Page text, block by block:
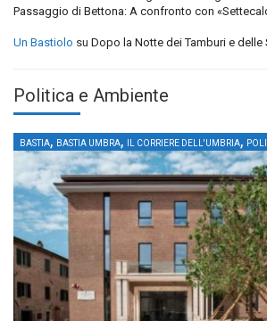
Passaggio di Bettona: A confronto con
Un Bastiolo su Dopo la Notte dei Tamburi e delle
Politica e Ambiente
BASTIA, BASTIA UMBRA, IL CORRIERE DELL'UMBRIA,